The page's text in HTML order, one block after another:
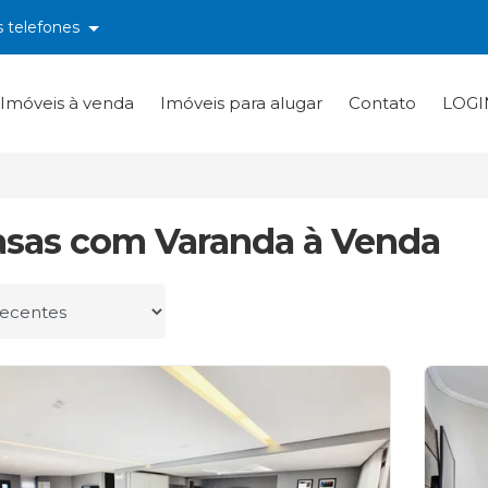
telefones
Imóveis à venda Imóveis para alugar Contato
com Varanda à Venda
por